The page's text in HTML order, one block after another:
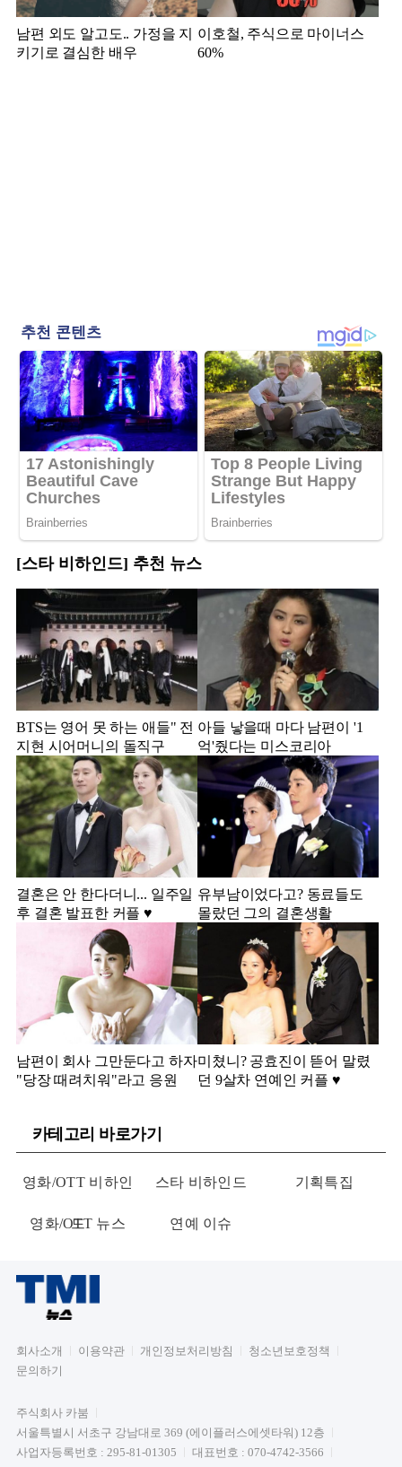
남편 외도 알고도.. 가정을 지
키기로 결심한 배우
이호철, 주식으로 마이너스
60%
[스타 비하인드] 추천 뉴스
BTS는 영어 못 하는 애들" 전
지현 시어머니의 돌직구
아들 낳을때 마다 남편이 '1
억'줬다는 미스코리아
결혼은 안 한다더니... 일주일
후 결혼 발표한 커플 ♥️
유부남이었다고? 동료들도
몰랐던 그의 결혼생활
남편이 회사 그만둔다고 하자
"당장 때려치워"라고 응원
미쳤니? 공효진이 뜯어 말렸
던 9살차 연예인 커플 ♥️
카테고리 바로가기
영화/OTT 비하인
드
스타 비하인드 기획특집
영화/OTT 뉴스 연예 이슈
회사소개 이용약관 개인정보처리방침
청소년보호정책
문의하기
주식회사 카붐
서울특별시 서초구 강남대로 369 (에이플러스에셋타워) 12층
사업자등록번호 : 295-81-01305
대표번호 : 070-4742-3566